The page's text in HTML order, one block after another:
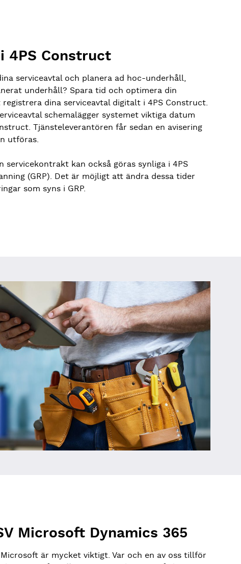
4PS Construct
serviceavtal och planera ad hoc-underhåll,
underhåll? Spara tid och optimera din
dina serviceavtal digitalt i 4PS Construct.
schemalägger systemet viktiga datum
Tjänsteleverantören får sedan en avisering
utföras.
servicekontrakt kan också göras synliga i 4PS
(GRP). Det är möjligt att ändra dessa tider
som syns i GRP.
Microsoft Dynamics 365
är mycket viktigt. Var och en av oss tillför